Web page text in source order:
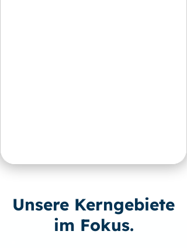
Unsere Kerngebiete
im Fokus.